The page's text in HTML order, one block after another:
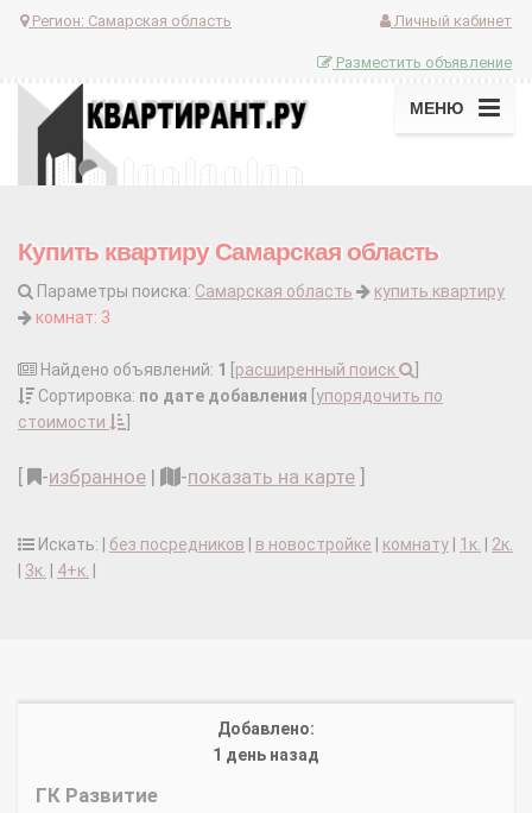
Регион: Самарская область Личный кабинет
Разместить объявление
МЕНЮ
Купить квартиру Самарская область
Параметры поиска: Самарская область
купить квартиру
комнат: 3
Найдено объявлений: 1 расширенный поиск
Сортировка: по дате добавления упорядочить по
стоимости
-избранное | -показать на карте
Искать: | без посредников в новостройке комнату 1к.
2к.
3к. 4+к.
Добавлено:
1 день назад
ГК Развитие